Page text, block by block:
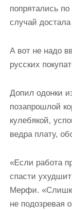
попрятались
случай достала
А вот не надо
русских
Допил одонки
позапрошлой
кулебякой,
ведра плату,
«Если работа
спасти
Мерфи.
не подозревая